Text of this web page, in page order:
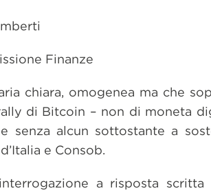
Finanze
chiara, omogenea ma che
di Bitcoin – non di moneta
senza alcun sottostante a
e Consob.
a risposta scritta